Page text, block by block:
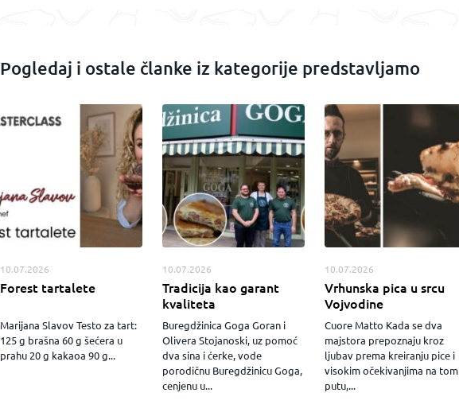
Pogledaj i ostale članke iz kategorije predstavljamo
10.07.2026
Forest tartalete
Marijana Slavov Testo za tart:
125 g brašna 60 g šećera u
prahu 20 g kakaoa 90 g...
10.07.2026
Tradicija kao garant
kvaliteta
Buregdžinica Goga Goran i
Olivera Stojanoski, uz pomoć
dva sina i ćerke, vode
porodičnu Buregdžinicu Goga,
cenjenu u...
10.07.2026
Vrhunska pica u srcu
Vojvodine
Cuore Matto Kada se dva
majstora prepoznaju kroz
ljubav prema kreiranju pice i
visokim očekivanjima na tom
putu,...